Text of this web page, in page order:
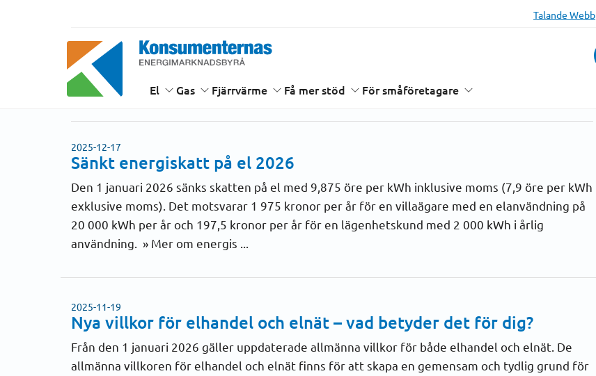
Talande Webb
Energimarknadsbyrån
El Gas Fjärrvärme Få mer stöd För småföretagare
Nyheter
2025-12-17
Sänkt energiskatt på el 2026
Den 1 januari 2026 sänks skatten på el med 9,875 öre per kWh inklusive moms (7,9 öre per kWh
exklusive moms). Det motsvarar 1 975 kronor per år för en villaägare med en elanvändning på
20 000 kWh per år och 197,5 kronor per år för en lägenhetskund med 2 000 kWh i årlig
användning. » Mer om energis ...
2025-11-19
Nya villkor för elhandel och elnät – vad betyder det för dig?
Från den 1 januari 2026 gäller uppdaterade allmänna villkor för både elhandel och elnät. De
allmänna villkoren för elhandel och elnät finns för att skapa en gemensam och tydlig grund för